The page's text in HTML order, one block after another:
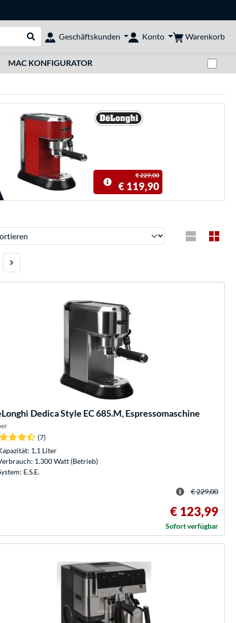
Suche durchführen
Geschäftskunden Konto Warenkorb
MAC KONFIGURATOR
€ 229,00
€ 119,90
Dedica Style EC 685.M, Espressomaschine
(7)
1,1 Liter
1.300 Watt (Betrieb)
E.S.E.
€ 229,00
€ 123,99
Sofort verfügbar